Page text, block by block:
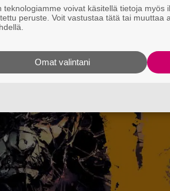
teknologiamme voivat käsitellä tietoja myös
peruste. Voit vastustaa tätä tai muuttaa
Omat valintani